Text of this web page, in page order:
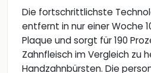
Die fortschrittlichste
entfernt in nur einer Woche
Plaque und sorgt für 190
Zahnfleisch im Vergleich zu
Handzahnbürsten. Die